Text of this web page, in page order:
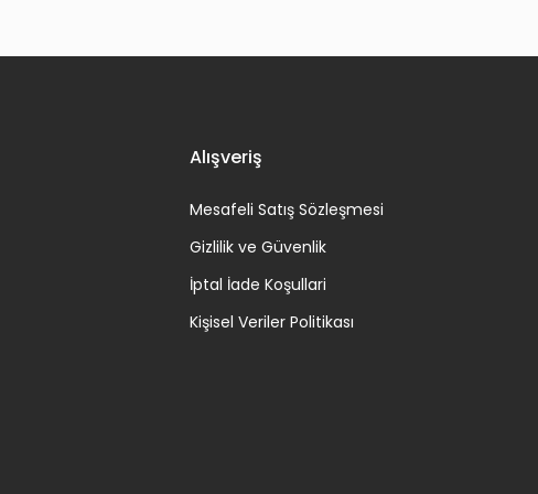
Alışveriş
Mesafeli Satış Sözleşmesi
Gizlilik ve Güvenlik
İptal İade Koşullari
Kişisel Veriler Politikası